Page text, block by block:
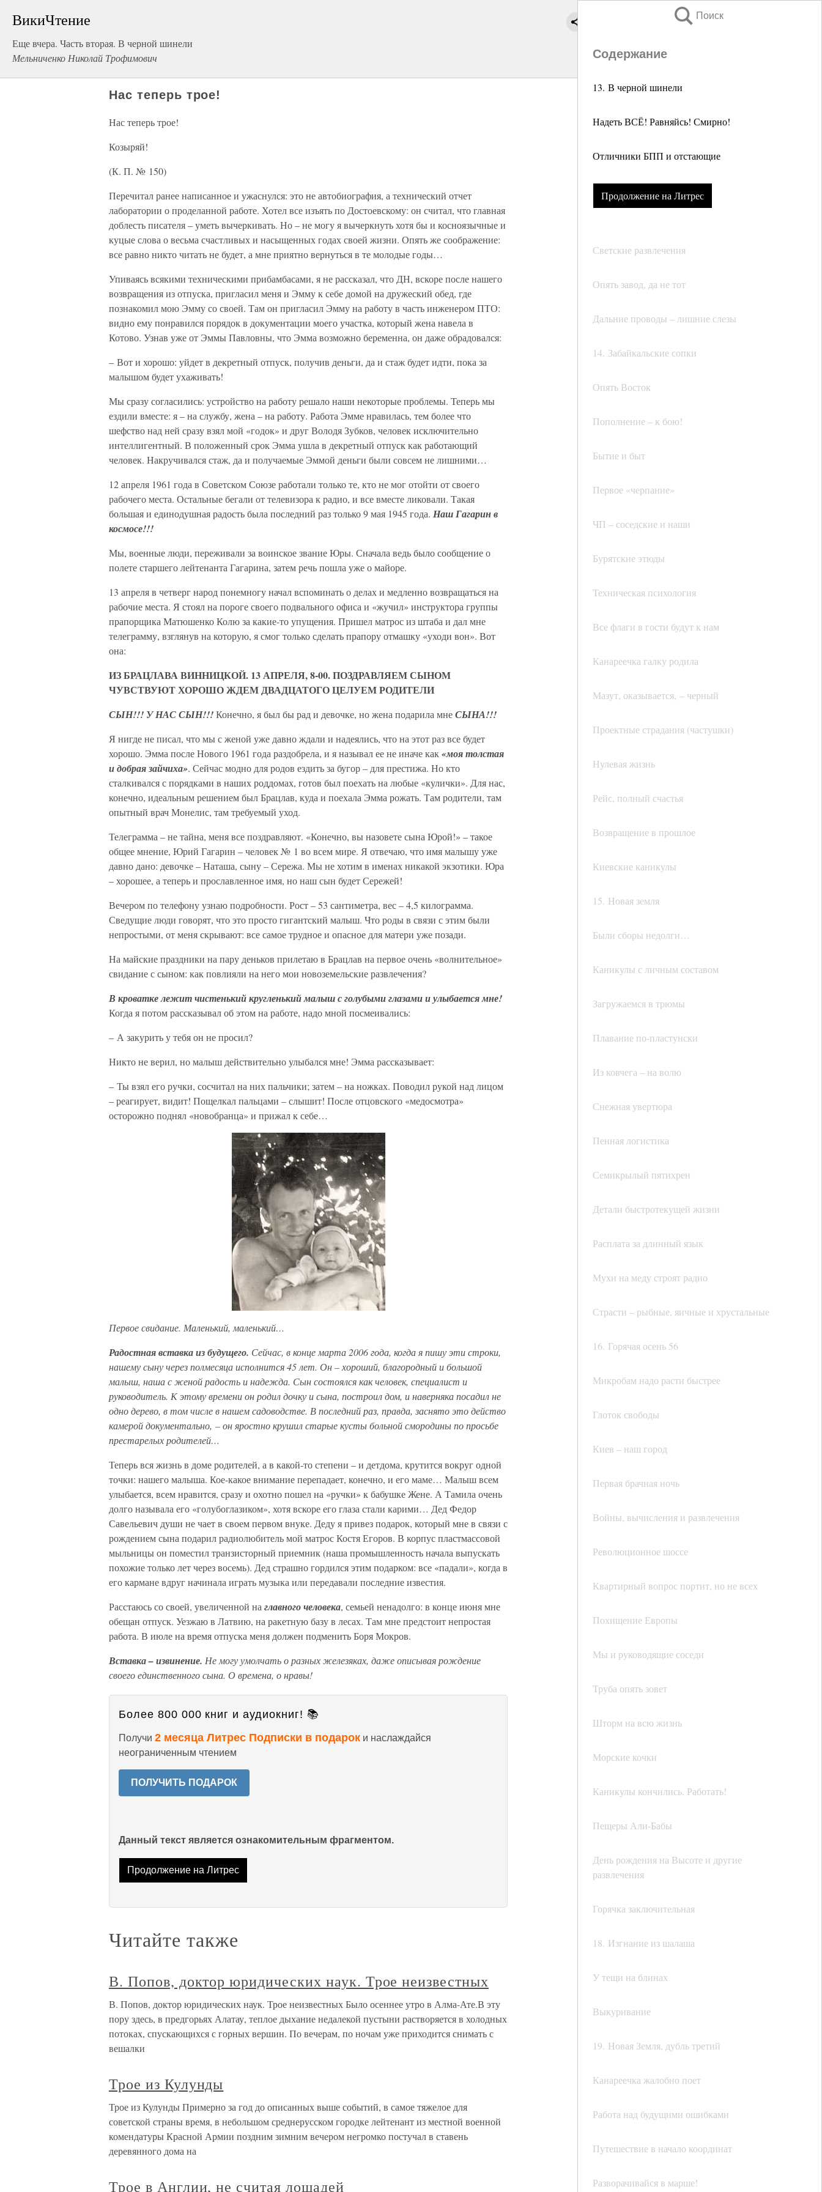
ВикиЧтение
Еще вчера. Часть вторая. В черной шинели
Мельниченко Николай Трофимович
Поиск
Содержание
13. В черной шинели
Надеть ВСЁ! Равняйсь! Смирно!
Отличники БПП и отстающие
Продолжение на Литрес
Светские развлечения
Опять завод, да не тот
Дальние проводы – лишние слезы
14. Забайкальские сопки
Опять Восток
Пополнение – к бою!
Бытие и быт
Первое «черпание»
ЧП – соседские и наши
Бурятские этюды
Техническая психология
Все флаги в гости будут к нам
Канареечка галку родила
Мазут, оказывается, – черный
Проектные страдания (частушки)
Нулевая жизнь
Рейс, полный счастья
Возвращение в прошлое
Киевские каникулы
15. Новая земля
Были сборы недолги…
Каникулы с личным составом
Загружаемся в трюмы
Плавание по-пластунски
Из ковчега – на волю
Снежная увертюра
Пенная логистика
Семикрылый пятихрен
Детали быстротекущей жизни
Расплата за длинный язык
Мухи на меду строят радио
Страсти – рыбные, яичные и хрустальные
16. Горячая осень 56
Микробам надо расти быстрее
Глоток свободы
Киев – наш город
Первая брачная ночь
Войны, вычисления и развлечения
Революционное шоссе
Квартирный вопрос портит, но не всех
Похищение Европы
Мы и руководящие соседи
Труба опять зовет
Шторм на всю жизнь
Морские кочки
Каникулы кончились. Работать!
Пещеры Али-Бабы
День рождения на Высоте и другие
развлечения
Горячка заключительная
18. Изгнание из шалаша
У тещи на блинах
Выкуривание
19. Новая Земля, дубль третий
Канареечка жалобно поет
Работа над будущими ошибками
Путешествие в начало координат
Разворачивайся в марше!
Нас теперь трое!
Нас теперь трое!
Козыряй!
(К. П. № 150)
Перечитал ранее написанное и ужаснулся: это не автобиография, а технический отчет
лаборатории о проделанной работе. Хотел все изъять по Достоевскому: он считал, что главная
доблесть писателя – уметь вычеркивать. Но – не могу я вычеркнуть хотя бы и косноязычные и
куцые слова о весьма счастливых и насыщенных годах своей жизни. Опять же соображение:
все равно никто читать не будет, а мне приятно вернуться в те молодые годы…
Упиваясь всякими техническими прибамбасами, я не рассказал, что ДН, вскоре после нашего
возвращения из отпуска, пригласил меня и Эмму к себе домой на дружеский обед, где
познакомил мою Эмму со своей. Там он пригласил Эмму на работу в часть инженером ПТО:
видно ему понравился порядок в документации моего участка, который жена навела в
Котово. Узнав уже от Эммы Павловны, что Эмма возможно беременна, он даже обрадовался:
– Вот и хорошо: уйдет в декретный отпуск, получив деньги, да и стаж будет идти, пока за
малышом будет ухаживать!
Мы сразу согласились: устройство на работу решало наши некоторые проблемы. Теперь мы
ездили вместе: я – на службу, жена – на работу. Работа Эмме нравилась, тем более что
шефство над ней сразу взял мой «годок» и друг Володя Зубков, человек исключительно
интеллигентный. В положенный срок Эмма ушла в декретный отпуск как работающий
человек. Накручивался стаж, да и получаемые Эммой деньги были совсем не лишними…
12 апреля 1961 года в Советском Союзе работали только те, кто не мог отойти от своего
рабочего места. Остальные бегали от телевизора к радио, и все вместе ликовали. Такая
большая и единодушная радость была последний раз только 9 мая 1945 года. Наш Гагарин в
космосе!!!
Мы, военные люди, переживали за воинское звание Юры. Сначала ведь было сообщение о
полете старшего лейтенанта Гагарина, затем речь пошла уже о майоре.
13 апреля в четверг народ понемногу начал вспоминать о делах и медленно возвращаться на
рабочие места. Я стоял на пороге своего подвального офиса и «жучил» инструктора группы
прапорщика Матюшенко Колю за какие-то упущения. Пришел матрос из штаба и дал мне
телеграмму, взглянув на которую, я смог только сделать прапору отмашку «уходи вон». Вот
она:
ИЗ БРАЦЛАВА ВИННИЦКОЙ. 13 АПРЕЛЯ, 8-00. ПОЗДРАВЛЯЕМ СЫНОМ
ЧУВСТВУЮТ ХОРОШО ЖДЕМ ДВАДЦАТОГО ЦЕЛУЕМ РОДИТЕЛИ
СЫН!!! У НАС СЫН!!!Конечно, я был бы рад и девочке, но жена подарила мнеСЫНА!!!
Я нигде не писал, что мы с женой уже давно ждали и надеялись, что на этот раз все будет
хорошо. Эмма после Нового 1961 года раздобрела, и я называл ее не иначе как«моя толстая
и добрая зайчиха». Сейчас модно для родов ездить за бугор – для престижа. Но кто
сталкивался с порядками в наших роддомах, готов был поехать на любые «кулички». Для нас,
конечно, идеальным решением был Брацлав, куда и поехала Эмма рожать. Там родители, там
опытный врач Монелис, там требуемый уход.
Телеграмма – не тайна, меня все поздравляют. «Конечно, вы назовете сына Юрой!» – такое
общее мнение, Юрий Гагарин – человек № 1 во всем мире. Я отвечаю, что имя малышу уже
давно дано: девочке – Наташа, сыну – Сережа. Мы не хотим в именах никакой экзотики. Юра
– хорошее, а теперь и прославленное имя, но наш сын будет Сережей!
Вечером по телефону узнаю подробности. Рост – 53 сантиметра, вес – 4,5 килограмма.
Сведущие люди говорят, что это просто гигантский малыш. Что роды в связи с этим были
непростыми, от меня скрывают: все самое трудное и опасное для матери уже позади.
На майские праздники на пару деньков прилетаю в Брацлав на первое очень «волнительное»
свидание с сыном: как повлияли на него мои новоземельские развлечения?
В кроватке лежит чистенький кругленький малыш с голубыми глазами и улыбается мне!
Когда я потом рассказывал об этом на работе, надо мной посмеивались:
– А закурить у тебя он не просил?
Никто не верил, но малыш действительно улыбался мне! Эмма рассказывает:
– Ты взял его ручки, сосчитал на них пальчики; затем – на ножках. Поводил рукой над лицом
– реагирует, видит! Пощелкал пальцами – слышит! После отцовского «медосмотра»
осторожно поднял «новобранца» и прижал к себе…
Первое свидание. Маленький, маленький…
Радостная вставка из будущего. Сейчас, в конце марта 2006 года, когда я пишу эти строки,
нашему сыну через полмесяца исполнится 45 лет. Он – хороший, благородный и большой
малыш, наша с женой радость и надежда. Сын состоялся как человек, специалист и
руководитель. К этому времени он родил дочку и сына, построил дом, и наверняка посадил не
одно дерево, в том числе в нашем садоводстве. В последний раз, правда, заснято это действо
камерой документально, – он яростно крушил старые кусты больной смородины по просьбе
престарелых родителей…
Теперь вся жизнь в доме родителей, а в какой-то степени – и детдома, крутится вокруг одной
точки: нашего малыша. Кое-какое внимание перепадает, конечно, и его маме… Малыш всем
улыбается, всем нравится, сразу и охотно пошел на «ручки» к бабушке Жене. А Тамила очень
долго называла его «голубоглазиком», хотя вскоре его глаза стали карими… Дед Федор
Савельевич души не чает в своем первом внуке. Деду я привез подарок, который мне в связи с
рождением сына подарил радиолюбитель мой матрос Костя Егоров. В корпус пластмассовой
мыльницы он поместил транзисторный приемник (наша промышленность начала выпускать
похожие только лет через восемь). Дед страшно гордился этим подарком: все «падали», когда в
его кармане вдруг начинала играть музыка или передавали последние известия.
Расстаюсь со своей, увеличенной на главного человека, семьей ненадолго: в конце июня мне
обещан отпуск. Уезжаю в Латвию, на ракетную базу в лесах. Там мне предстоит непростая
работа. В июле на время отпуска меня должен подменить Боря Мокров.
Вставка – извинение. Не могу умолчать о разных железяках, даже описывая рождение
своего единственного сына. О времена, о нравы!
Более 800 000 книг и аудиокниг! 📚
Получи 2 месяца Литрес Подписки в подарок и наслаждайся
неограниченным чтением
ПОЛУЧИТЬ ПОДАРОК
Данный текст является ознакомительным фрагментом.
Продолжение на Литрес
Читайте также
В. Попов, доктор юридических наук. Трое неизвестных
В. Попов, доктор юридических наук. Трое неизвестных Было осеннее утро в Алма-Ате.В эту
пору здесь, в предгорьях Алатау, теплое дыхание недалекой пустыни растворяется в холодных
потоках, спускающихся с горных вершин. По вечерам, по ночам уже приходится снимать с
вешалки
Трое из Кулунды
Трое из Кулунды Примерно за год до описанных выше событий, в самое тяжелое для
советской страны время, в небольшом среднерусском городке лейтенант из местной военной
комендатуры Красной Армии поздним зимним вечером негромко постучал в ставень
деревянного дома на
Трое в Англии, не считая лошадей